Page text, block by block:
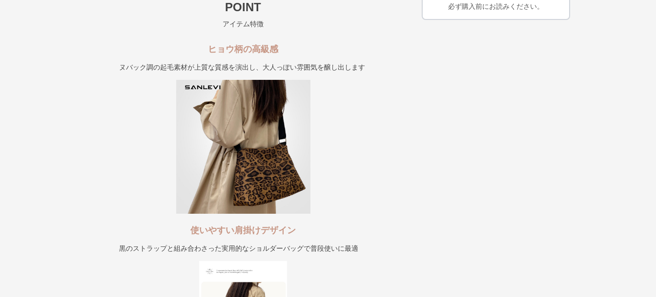
POINT
アイテム特徴
ヒョウ柄の高級感
ヌバック調の起毛素材が上質な質感を演出し、大人っぽい雰囲気を醸し出します
使いやすい肩掛けデザイン
黒のストラップと組み合わさった実用的なショルダーバッグで普段使いに最適
必ず購入前にお読みください。